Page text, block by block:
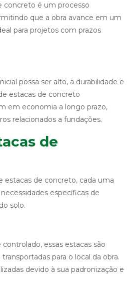
concreto é um processo
que a obra avance em um
para projetos com prazos
possa ser alto, a durabilidade e
estacas de concreto
em economia a longo prazo,
relacionados a fundações.
de
estacas de concreto, cada uma
específicas de
solo.
essas estacas são
para o local da obra.
devido à sua padronização e